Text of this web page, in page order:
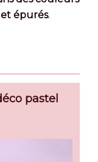
épurés.
pastel